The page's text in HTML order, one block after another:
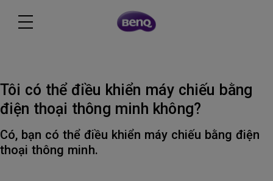
Tôi có thể điều khiển máy chiếu bằng
điện thoại thông minh không?
Có, bạn có thể điều khiển máy chiếu bằng điện
thoại thông minh.